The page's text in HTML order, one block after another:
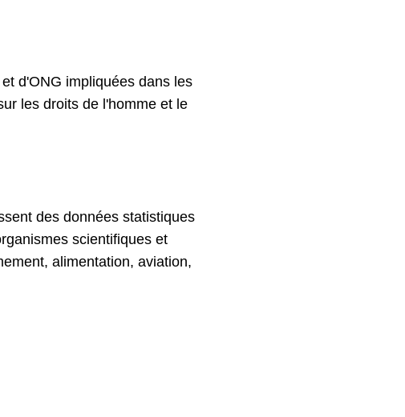
d'ONG impliquées dans les
les droits de l'homme et le
des données statistiques
scientifiques et
alimentation, aviation,